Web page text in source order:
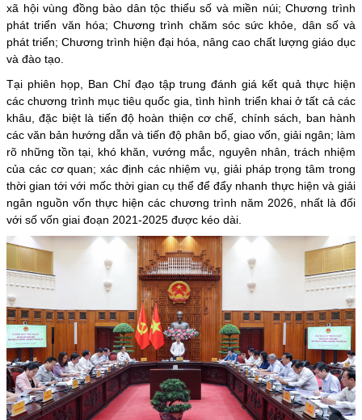
xã hội vùng đồng bào dân tộc thiểu số và miền núi; Chương trình
phát triển văn hóa; Chương trình chăm sóc sức khỏe, dân số và
phát triển; Chương trình hiện đại hóa, nâng cao chất lượng giáo dục
và đào tạo.
Tại phiên họp, Ban Chỉ đạo tập trung đánh giá kết quả thực hiện
các chương trình mục tiêu quốc gia, tình hình triển khai ở tất cả các
khâu, đặc biệt là tiến độ hoàn thiện cơ chế, chính sách, ban hành
các văn bản hướng dẫn và tiến độ phân bổ, giao vốn, giải ngân; làm
rõ những tồn tại, khó khăn, vướng mắc, nguyên nhân, trách nhiệm
của các cơ quan; xác định các nhiệm vụ, giải pháp trọng tâm trong
thời gian tới với mốc thời gian cụ thể để đẩy nhanh thực hiện và giải
ngân nguồn vốn thực hiện các chương trình năm 2026, nhất là đối
với số vốn giai đoạn 2021-2025 được kéo dài.